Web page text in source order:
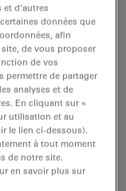
d’autres
données que
afin
de vous proposer
de vos
permettre de partager
analyses et de
En cliquant sur «
utilisation et au
le lien ci-dessous).
à tout moment
de notre site.
en savoir plus sur